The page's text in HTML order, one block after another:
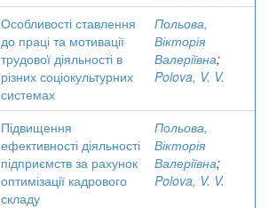
Особливості ставлення
до праці та мотивації
трудової діяльності в
різних соціокультурних
системах
Польова,
Вікторія
Валеріївна;
Polova, V. V.
Підвищення
ефективності діяльності
підприємств за рахунок
оптимізації кадрового
складу
Польова,
Вікторія
Валеріївна;
Polova, V. V.